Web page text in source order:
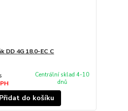
DD 4G 18.0-EC C
Centrální sklad 4-10
dnů
Přidat do košíku